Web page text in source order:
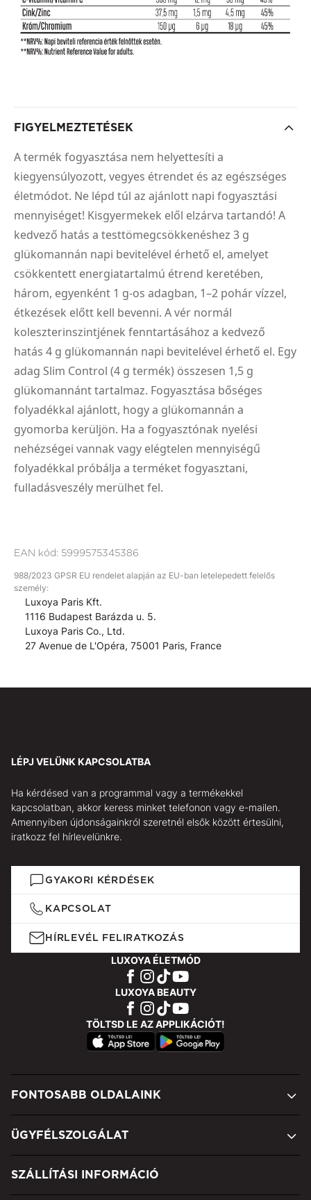
FIGYELMEZTETÉSEK
A termék fogyasztása nem helyettesíti a
kiegyensúlyozott, vegyes étrendet és az egészséges
életmódot. Ne lépd túl az ajánlott napi fogyasztási
mennyiséget! Kisgyermekek elől elzárva tartandó! A
kedvező hatás a testtömegcsökkenéshez 3 g
glükomannán napi bevitelével érhető el, amelyet
csökkentett energiatartalmú étrend keretében,
három, egyenként 1 g-os adagban, 1–2 pohár vízzel,
étkezések előtt kell bevenni. A vér normál
koleszterinszintjének fenntartásához a kedvező
hatás 4 g glükomannán napi bevitelével érhető el. Egy
adag Slim Control (4 g termék) összesen 1,5 g
glükomannánt tartalmaz. Fogyasztása bőséges
folyadékkal ajánlott, hogy a glükomannán a
gyomorba kerüljön. Ha a fogyasztónak nyelési
nehézségei vannak vagy elégtelen mennyiségű
folyadékkal próbálja a terméket fogyasztani,
fulladásveszély merülhet fel.
EAN kód: 5999575345386
988/2023 GPSR EU rendelet alapján az EU-ban letelepedett felelős
személy:
Luxoya Paris Kft.
1116 Budapest Barázda u. 5.
Luxoya Paris Co., Ltd.
27 Avenue de L'Opéra, 75001 Paris, France
LÉPJ VELÜNK KAPCSOLATBA
Ha kérdésed van a programmal vagy a termékekkel
kapcsolatban, akkor keress minket telefonon vagy e-mailen.
Amennyiben újdonságainkról szeretnél elsők között értesülni,
iratkozz fel hírlevelünkre.
GYAKORI KÉRDÉSEK
KAPCSOLAT
HÍRLEVÉL FELIRATKOZÁS
LUXOYA ÉLETMÓD
LUXOYA BEAUTY
TÖLTSD LE AZ APPLIKÁCIÓT!
FONTOSABB OLDALAINK
ÜGYFÉLSZOLGÁLAT
SZÁLLÍTÁSI INFORMÁCIÓ